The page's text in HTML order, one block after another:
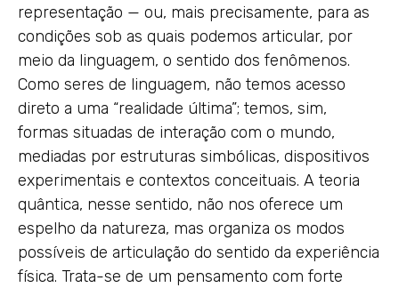
representação — ou, mais precisamente, para as
condições sob as quais podemos articular, por
meio da linguagem, o sentido dos fenômenos.
Como seres de linguagem, não temos acesso
direto a uma “realidade última”; temos, sim,
formas situadas de interação com o mundo,
mediadas por estruturas simbólicas, dispositivos
experimentais e contextos conceituais. A teoria
quântica, nesse sentido, não nos oferece um
espelho da natureza, mas organiza os modos
possíveis de articulação do sentido da experiência
física. Trata-se de um pensamento com forte